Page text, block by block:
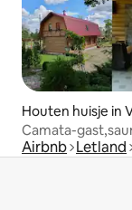
Houten huisje in
Camata-
Airbnb Letland